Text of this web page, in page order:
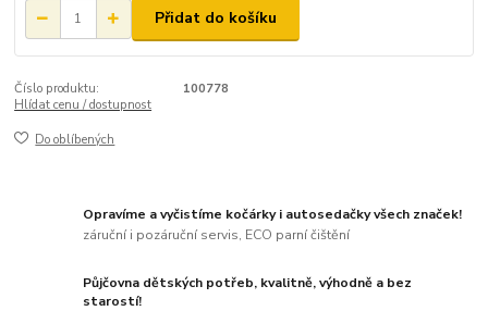
Přidat do košíku
Číslo produktu:
100778
Hlídat cenu / dostupnost
Do oblíbených
Opravíme a vyčistíme kočárky i autosedačky všech značek!
záruční i pozáruční servis, ECO parní čištění
Půjčovna dětských potřeb, kvalitně, výhodně a bez
starostí!